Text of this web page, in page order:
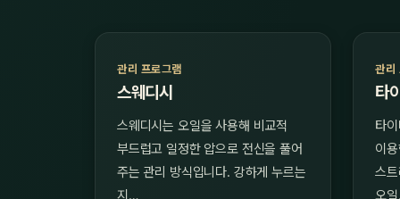
관리 프로그램
스웨디시
스웨디시는 오일을 사용해 비교적
부드럽고 일정한 압으로 전신을 풀어
주는 관리 방식입니다. 강하게 누르는
지…
관리
타
타
이
스
오